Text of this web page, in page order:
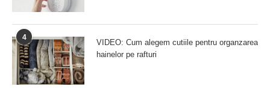
4
VIDEO: Cum alegem cutiile pentru organzarea
hainelor pe rafturi